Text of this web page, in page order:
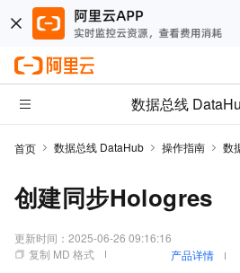
数据总线
首页 数据总线 DataHub 操作指南 数
创建同步Hologres
更新时间： 2025-06-26 09:16:16
复制 MD 格式
产品详情